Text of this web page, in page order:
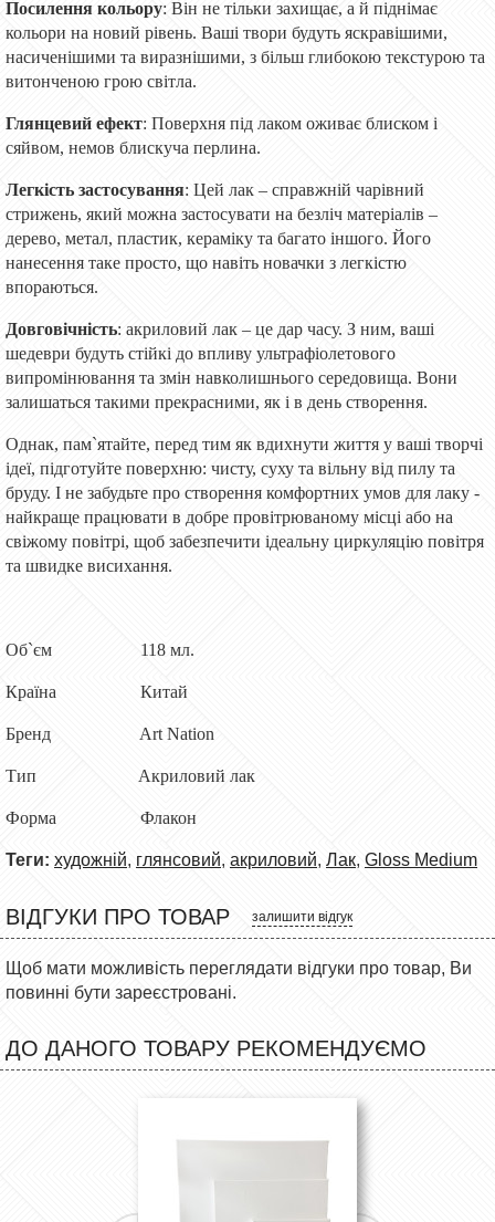
Посилення кольору: Він не тільки захищає, а й піднімає
кольори на новий рівень. Ваші твори будуть яскравішими,
насиченішими та виразнішими, з більш глибокою текстурою та
витонченою грою світла.
Глянцевий ефект: Поверхня під лаком оживає блиском і
сяйвом, немов блискуча перлина.
Легкість застосування: Цей лак – справжній чарівний
стрижень, який можна застосувати на безліч матеріалів –
дерево, метал, пластик, кераміку та багато іншого. Його
нанесення таке просто, що навіть новачки з легкістю
впораються.
Довговічність: акриловий лак – це дар часу. З ним, ваші
шедеври будуть стійкі до впливу ультрафіолетового
випромінювання та змін навколишнього середовища. Вони
залишаться такими прекрасними, як і в день створення.
Однак, пам`ятайте, перед тим як вдихнути життя у ваші творчі
ідеї, підготуйте поверхню: чисту, суху та вільну від пилу та
бруду. І не забудьте про створення комфортних умов для лаку -
найкраще працювати в добре провітрюваному місці або на
свіжому повітрі, щоб забезпечити ідеальну циркуляцію повітря
та швидке висихання.
Об`єм 118 мл.
Країна Китай
Бренд Art Nation
Тип Акриловий лак
Форма Флакон
Теги: художній, глянсовий, акриловий, Лак, Gloss Medium
ВІДГУКИ ПРО ТОВАР залишити відгук
Щоб мати можливість переглядати відгуки про товар, Ви
повинні бути зареєстровані.
ДО ДАНОГО ТОВАРУ РЕКОМЕНДУЄМО